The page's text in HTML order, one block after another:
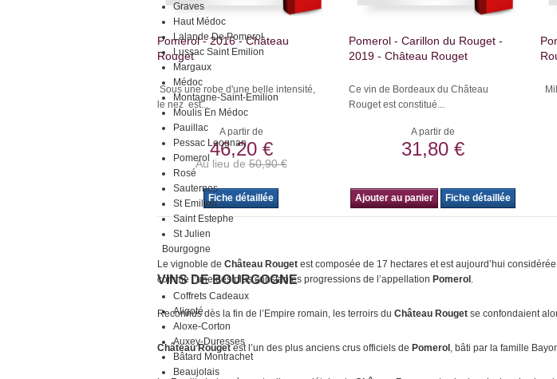
Graves
Haut Médoc
Lalande De Pomerol
Lussac Saint Emilion
Margaux
Médoc
Montagne-Saint-Emilion
Moulis En Médoc
Pauillac
Pessac Leognan
Pomerol
Rosé
Sauternes
St Emilion
Saint Estephe
St Julien
Bourgogne
VINS DE BOURGOGNE
Coffrets Cadeaux
Aligoté
Aloxe-Corton
Auxey-Duresses
Bâtard Montrachet
Beaujolais
Pomerol - 2016 - Château
Rouget
Sous une robe d'une belle intensité,
le nez est...
A partir de
46,20 €
Au lieu de50,90 €
Fiche détaillée
Pomerol - Carillon du Rouget -
2019 - Château Rouget
Ce vin de Bordeaux du Château
Rouget est constitué...
A partir de
31,80 €
Ajouter au panier Fiche détaillée
Le vignoble de Château Rouget est composée de 17 hectares et est aujourd’hui
comme l’une des plus constantes progressions de l’appellation Pomerol .
Reconnus dès la fin de l’Empire romain, les terroirs du Château Rouget se confondaient
Château Rougetest l’un des plus anciens crus officiels de Pomerol , bâti par la famille